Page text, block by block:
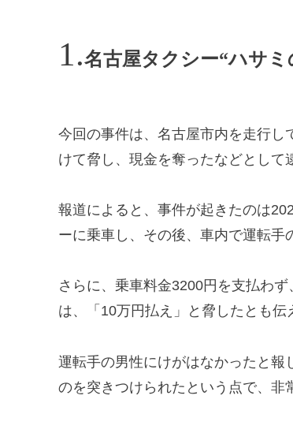
名古屋タクシー“ハサミ
今回の事件は、名古屋市内を走行し
けて脅し、現金を奪ったなどとして
報道によると、事件が起きたのは
ーに乗車し、その後、車内で運転手
さらに、乗車料金3200円を支払わ
は、「10万円払え」と脅したとも伝
運転手の男性にけがはなかったと報
のを突きつけられたという点で、非